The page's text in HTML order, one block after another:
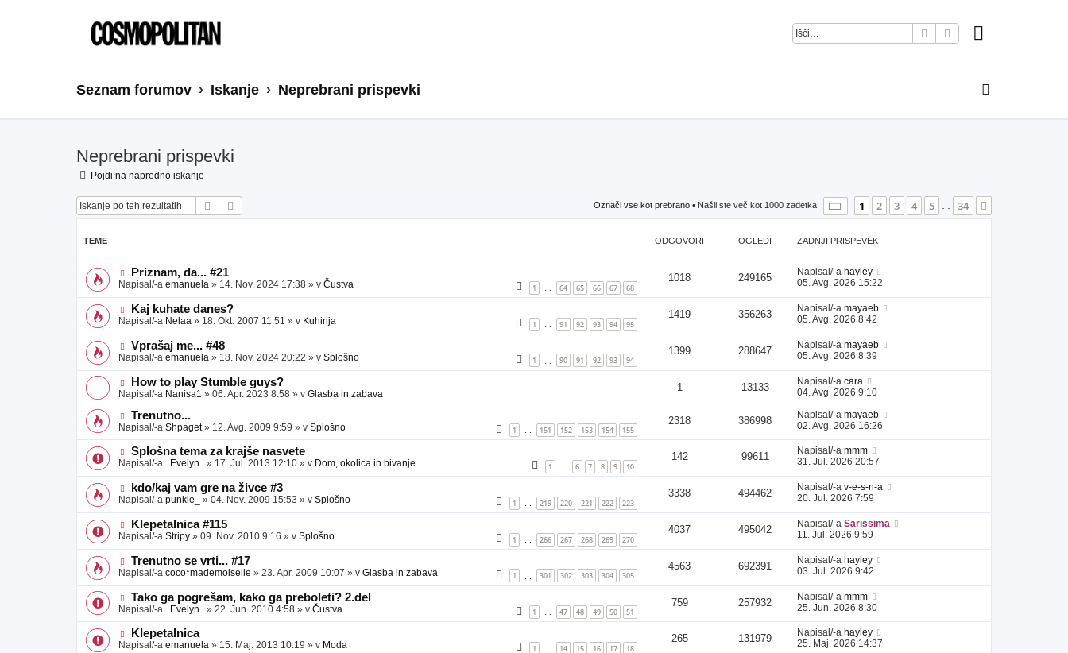
IskanjeNapredno iskanje
Seznam forumov Iskanje Neprebrani prispevki
Neprebrani prispevki
Pojdi na napredno iskanje
Iskanje Označi vse kot prebrano • Našli ste več kot 1000 zadetka Stran 1od34
1 2 3 4 5 34
TEME ODGOVORI OGLEDI ZADNJI PRISPEVEK
N
o
e
o
b
j
a
v
e
Priznam, da... #21
Napisal/-a emanuela » 14. Nov. 2024 17:38 » v Čustva 1 64 65 66 67 68
1018 249165 Napisal/-a hayley
05. Avg. 2026 15:22
N
o
e
b
j
a
v
e
Kaj kuhate danes?
Napisal/-a Nelaa » 18. Okt. 2007 11:51 » v Kuhinja 1 91 92 93 94 95
1419 356263 Napisal/-a mayaeb
05. Avg. 2026 8:42
N
o
v
e
o
b
v
e
Vprašaj me... #48
Napisal/-a emanuela » 18. Nov. 2024 20:22 » v Splošno 1 90 91 92 93 94
1399 288647 Napisal/-a mayaeb
05. Avg. 2026 8:39
N
o
v
e
o
b
a
v
e
How to play Stumble guys?
Napisal/-a Nanisa1 » 06. Apr. 2023 8:58 » v Glasba in zabava
1 13133 Napisal/-a cara
04. Avg. 2026 9:10
N
o
v
e
o
b
j
a
v
e
Trenutno...
Napisal/-a Shpaget» 12. Avg. 2009 9:59 » v Splošno 1 … 151 152 153 154 155
2318 386998 Napisal/-a mayaeb
02. Avg. 2026 16:26
N
o
e
o
b
j
a
v
e
Splošna tema za krajše nasvete
Napisal/-a ..Evelyn.. » 17. Jul. 2013 12:10 » v Dom, okolica in bivanje 1 … 6 7 8 9 10
142 99611 Napisal/-a mmm
31. Jul. 2026 20:57
N
o
e
o
b
j
v
e
kdo/kaj vam gre na živce #3
Napisal/-a punkie_ » 04. Nov. 2009 15:53 » v Splošno 1 219 220 221 222 223
3338 494462 Napisal/-a v-e-s-n-a
20. Jul. 2026 7:59
N
o
e
b
j
v
e
Klepetalnica #115
Napisal/-a Stripy » 09. Nov. 2010 9:16 » v Splošno 1 266 267 268 269 270
4037 495042 Napisal/-a Sarissima
11. Jul. 2026 9:59
N
o
v
e
b
j
a
v
Trenutno se vrti... #17
Napisal/-a coco*mademoiselle » 23. Apr. 2009 10:07 » v Glasba in zabava 1 301 302 303 304 305
4563 692391 Napisal/-a hayley
03. Jul. 2026 9:42
N
o
v
e
o
Tako ga pogrešam, kako ga preboleti? 2.del
Napisal/-a ..Evelyn.. » 22. Jun. 2010 4:58 » v Čustva 1 … 47 48 49 50 51
759 257932 Napisal/-a mmm
25. Jun. 2026 8:30
N
o
Klepetalnica
Napisal/-a emanuela » 15. Maj. 2013 10:19 » v Moda 1 … 14 15 16 17 18
265 131979 Napisal/-a hayley
25. Maj. 2026 14:37